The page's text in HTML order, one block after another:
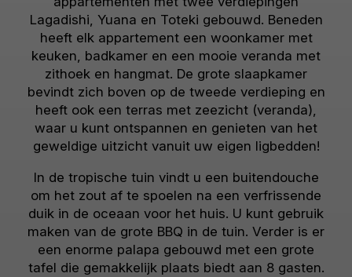
Lagadishi, Yuana en Toteki gebouwd. Beneden
heeft elk appartement een woonkamer met
keuken, badkamer en een mooie veranda met
zithoek en hangmat. De grote slaapkamer
bevindt zich boven op de tweede verdieping en
heeft ook een terras met zeezicht (veranda),
waar u kunt ontspannen en genieten van het
geweldige uitzicht vanuit uw eigen ligbedden!
In de tropische tuin vindt u een buitendouche
om het zout af te spoelen na een verfrissende
duik in de oceaan voor het huis. U kunt gebruik
maken van de grote BBQ in de tuin. Verder is er
een enorme palapa gebouwd met een grote
tafel die gemakkelijk plaats biedt aan 8 gasten.